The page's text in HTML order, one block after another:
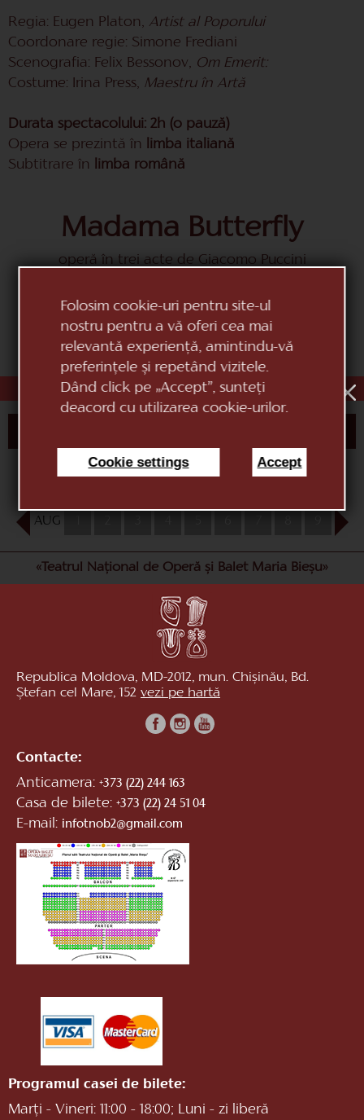
Folosim cookie-uri pentru site-ul
nostru pentru a vă oferi cea mai
relevantă experiență, amintindu-vă
preferințele și repetând vizitele.
Dând click pe „Accept”, sunteți
deacord cu utilizarea cookie-urilor.
Cookie settings Accept
Regia: Eugen Platon, Artist al Poporului
Coordonare regie: Simone Frediani
Scenografia: Felix Bessonov, Om Emerit:
Costume: Irina Press, Maestru în Artă
Durata spectacolului: 2h (o pauză)
Opera se prezintă în limba italiană
Subtitrare în limba română
Madama Butterfly
operă în trei acte de Giacomo Puccini
Joi
24
Septembrie
ora 18:30
AUG 10
«Teatrul Național de Operă și Balet Maria Bieșu»
Republica Moldova, MD-2012, mun. Chișinău, Bd.
Ștefan cel Mare, 152 vezi pe hartă
Contacte:
Anticamera: +373 (22) 244 163
Casa de bilete: +373 (22) 24 51 04
E-mail: infotnob2@gmail.com
Programul casei de bilete:
Marți - Vineri: 11:00 - 18:00; Luni - zi liberă